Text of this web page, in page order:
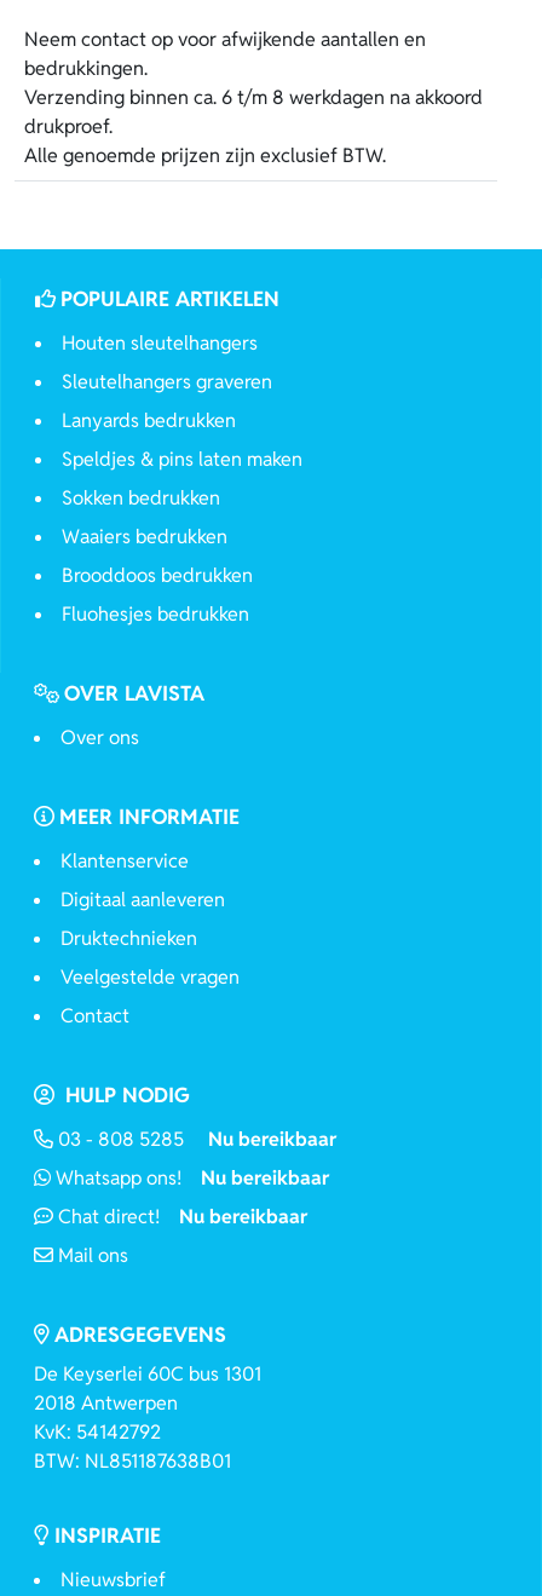
Neem contact op voor afwijkende aantallen en
bedrukkingen.
Verzending binnen ca. 6 t/m 8 werkdagen na akkoord
drukproef.
Alle genoemde prijzen zijn exclusief BTW.
POPULAIRE ARTIKELEN
Houten sleutelhangers
Sleutelhangers graveren
Lanyards bedrukken
Speldjes & pins laten maken
Sokken bedrukken
Waaiers bedrukken
Brooddoos bedrukken
Fluohesjes bedrukken
OVER LAVISTA
Over ons
MEER INFORMATIE
Klantenservice
Digitaal aanleveren
Druktechnieken
Veelgestelde vragen
Contact
HULP NODIG
03 - 808 5285
Nu bereikbaar
Whatsapp ons!
Nu bereikbaar
Chat direct!
Nu bereikbaar
Mail ons
ADRESGEGEVENS
De Keyserlei 60C bus 1301
2018 Antwerpen
KvK: 54142792
BTW: NL851187638B01
INSPIRATIE
Nieuwsbrief